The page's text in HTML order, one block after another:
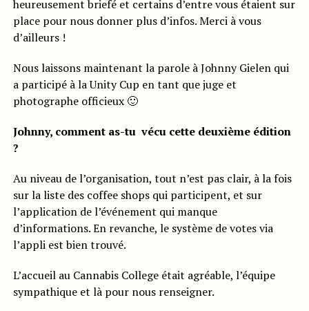
heureusement briefé et certains d’entre vous étaient sur
place pour nous donner plus d’infos. Merci à vous
d’ailleurs !
Nous laissons maintenant la parole à Johnny Gielen qui
a participé à la Unity Cup en tant que juge et
photographe officieux 🙂
Johnny, comment as-tu vécu cette deuxième édition
?
Au niveau de l’organisation, tout n’est pas clair, à la fois
sur la liste des coffee shops qui participent, et sur
l’application de l’événement qui manque
d’informations. En revanche, le système de votes via
l’appli est bien trouvé.
L’accueil au Cannabis College était agréable, l’équipe
sympathique et là pour nous renseigner.